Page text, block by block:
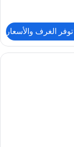
الغرف والأسعار
لا تسبب الحساسية